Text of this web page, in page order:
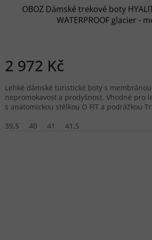
OBOZ Dámské trekové boty
WATERPROOF glacier -
2 972 Kč
Lehké dámské turistické boty s membránou
nepromokavost a prodyšnost. Vhodné pro
s anatomickou stélkou O FIT a podrážkou
39,5
40 41 41,5